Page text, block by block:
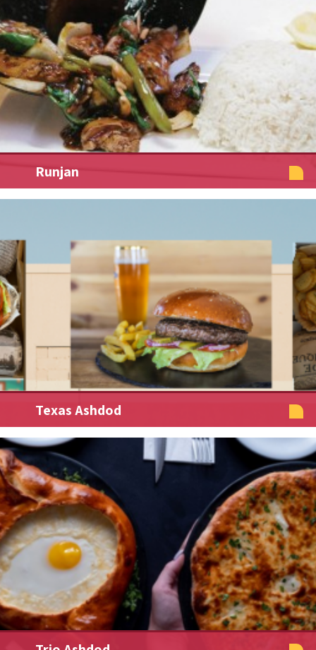
Runjan
Texas Ashdod